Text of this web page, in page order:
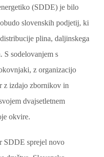
(SDDE) je bilo
slovenskih podjetij, ki
plina, daljinskega
S sodelovanjem s
z organizacijo
z izdajo zbornikov in
dvajsetletnem
okvire.
SDDE sprejel novo